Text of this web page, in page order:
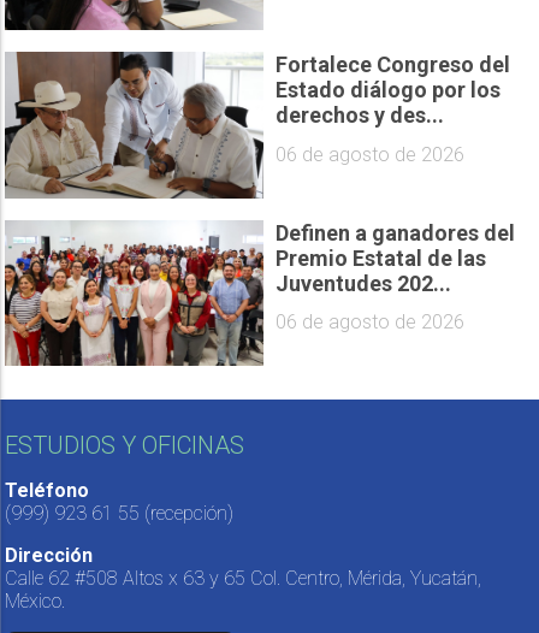
Fortalece Congreso del
Estado diálogo por los
derechos y des...
06 de agosto de 2026
Definen a ganadores del
Premio Estatal de las
Juventudes 202...
06 de agosto de 2026
ESTUDIOS Y OFICINAS
Teléfono
(999) 923 61 55 (recepción)
Dirección
Calle 62 #508 Altos x 63 y 65 Col. Centro, Mérida, Yucatán,
México.